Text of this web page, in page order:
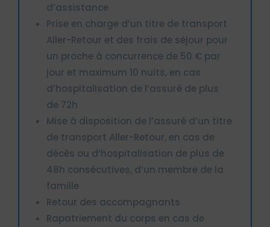
d’assistance
Prise en charge d’un titre de transport
Aller-Retour et des frais de séjour pour
un proche à concurrence de 50 € par
jour et maximum 10 nuits, en cas
d’hospitalisation de l’assuré de plus
de 72h
Mise à disposition de l’assuré d’un titre
de transport Aller-Retour, en cas de
décès ou d’hospitalisation de plus de
48h consécutives, d’un membre de la
famille
Retour des accompagnants
Rapatriement du corps en cas de